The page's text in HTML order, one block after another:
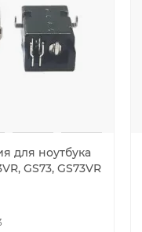
для ноутбука
GS73, GS73VR